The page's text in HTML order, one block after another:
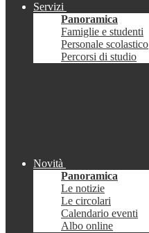
Servizi
Panoramica
Famiglie e studenti
Personale scolastico
Percorsi di studio
Novità
Panoramica
Le notizie
Le circolari
Calendario eventi
Albo online